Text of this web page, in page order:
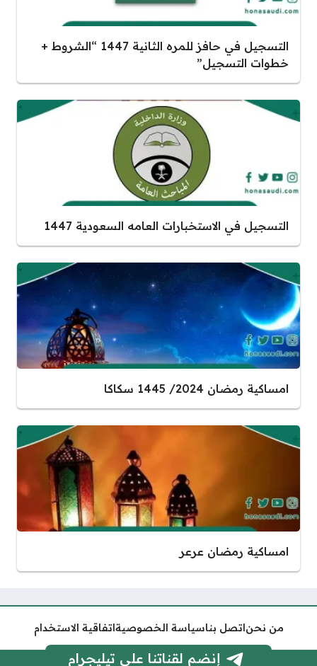
التسجيل في حافز للمره الثانية 1447 “الشروط +
خطوات التسجيل”
التسجيل في الاستخبارات العامه السعودية 1447
امساكية رمضان 2024/ 1445 سكاكا
امساكية رمضان عرعر
من نحناتصل بناسياسة الخصوصيةاتفاقية الاستخدام
إنضم لقناتنا على تيليجرام